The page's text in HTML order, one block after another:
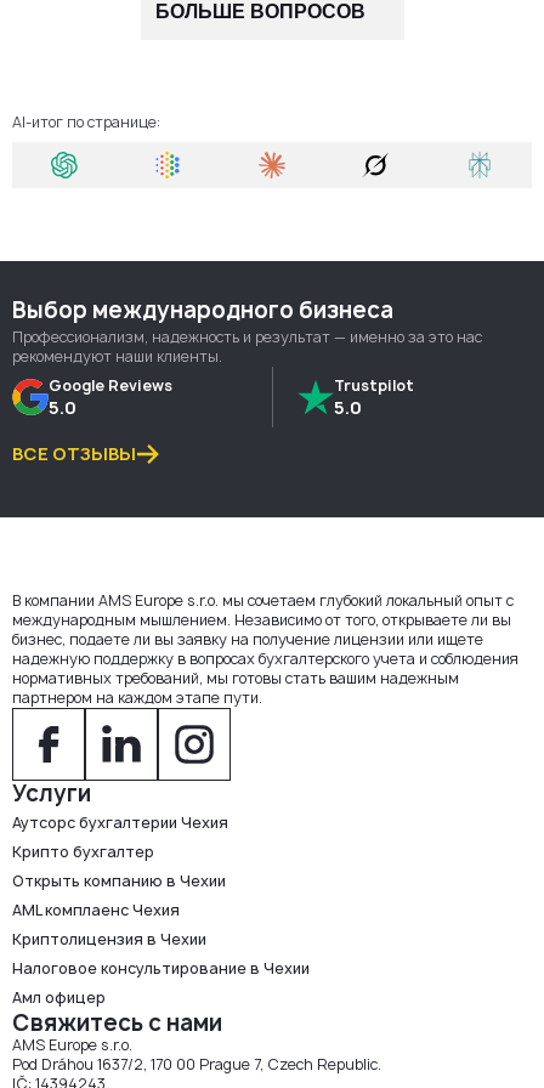
дисквалификацию, но он будет частью вашей
документы. Наша команда знает, как представить
заявление максимально убедительно.
БОЛЬШЕ ВОПРОСОВ
AI-итог по странице:
Выбор международного бизнеса
Профессионализм, надежность и результат — именно за это нас
рекомендуют наши клиенты.
Google Reviews
5.0
Trustpilot
5.0
ВСЕ ОТЗЫВЫ
В компании AMS Europe s.r.o. мы сочетаем глубокий локальный опыт с
международным мышлением. Независимо от того, открываете ли вы
бизнес, подаете ли вы заявку на получение лицензии или ищете
надежную поддержку в вопросах бухгалтерского учета и соблюдения
нормативных требований, мы готовы стать вашим надежным
партнером на каждом этапе пути.
Услуги
Аутсорс бухгалтерии Чехия
Крипто бухгалтер
Открыть компанию в Чехии
AML комплаенс Чехия
Криптолицензия в Чехии
Налоговое консультирование в Чехии
Амл офицер
Свяжитесь с нами
AMS Europe s.r.o.
Pod Dráhou 1637/2, 170 00 Prague 7, Czech Republic.
IČ: 14394243